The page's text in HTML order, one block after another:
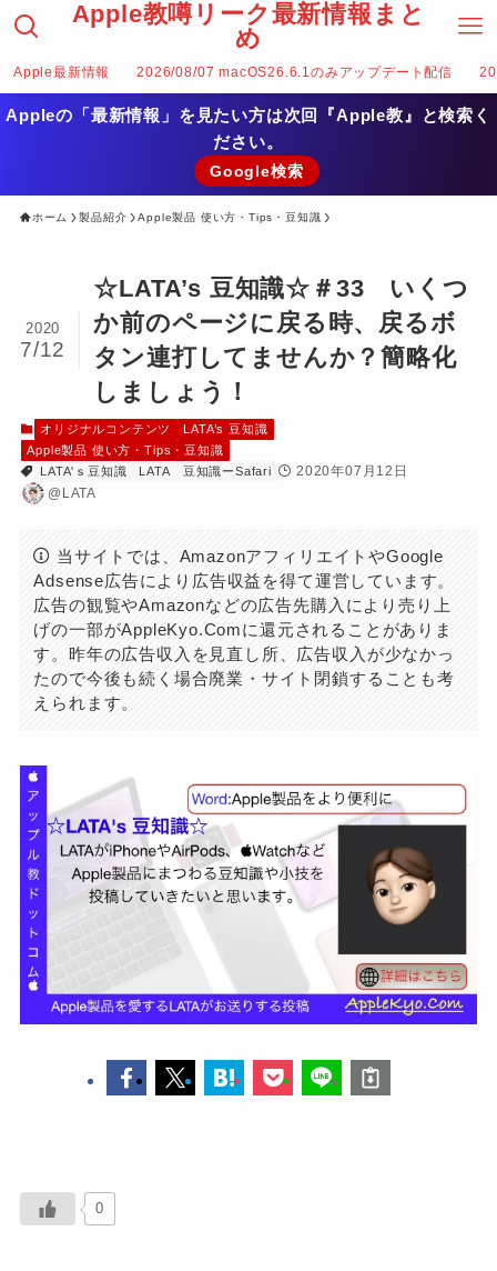
Apple教噂リーク最新情報まと
め
Apple最新情報 2026/08/07 macOS26.6.1のみアップデート配信
Appleの「最新情報」を見たい方は次回『Apple教』と検索く
ださい。
Google検索
ホーム 製品紹介 Apple製品 使い方・Tips・豆知識
☆LATA’s 豆知識☆＃33 いくつ
か前のページに戻る時、戻るボ
タン連打してませんか？簡略化
しましょう！
2020
7/12
オリジナルコンテンツ
LATA’s 豆知識
Apple製品 使い方・Tips・豆知識
LATA'ｓ豆知識
LATA 豆知識ーSafari
2020年07月12日
@LATA
当サイトでは、AmazonアフィリエイトやGoogle
Adsense広告により広告収益を得て運営しています。
広告の観覧やAmazonなどの広告先購入により売り上
げの一部がAppleKyo.Comに還元されることがありま
す。昨年の広告収入を見直し所、広告収入が少なかっ
たので今後も続く場合廃業・サイト閉鎖することも考
えられます。
0